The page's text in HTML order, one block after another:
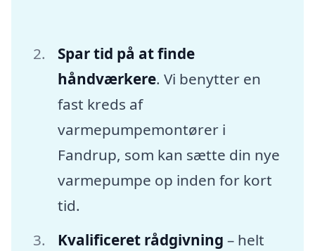
Spar tid på at finde
håndværkere. Vi benytter en
fast kreds af
varmepumpemontører i
Fandrup, som kan sætte din nye
varmepumpe op inden for kort
tid.
Kvalificeret rådgivning – helt